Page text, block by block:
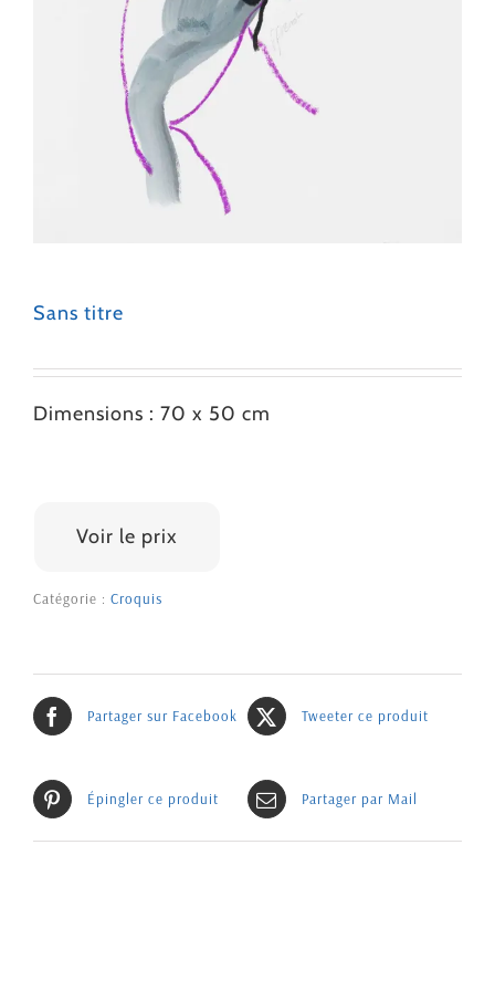
Sans titre
Dimensions : 70 x 50 cm
Voir le prix
100 €
Catégorie : Croquis
Partager sur Facebook Tweeter ce produit
Épingler ce produit Partager par Mail